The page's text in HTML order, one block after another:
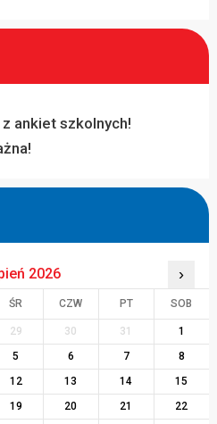
ankiet szkolnych!
2026 ›
ŚR CZW PT SOB
29 30 31
1
5 6 7
8
12 13 14
15
19 20 21
22